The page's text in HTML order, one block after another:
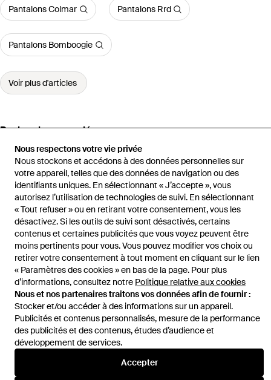
Nous respectons votre vie privée
Nous stockons et accédons à des données personnelles sur
votre appareil, telles que des données de navigation ou des
identifiants uniques. En sélectionnant « J’accepte », vous
autorisez l’utilisation de technologies de suivi. En sélectionnant
« Tout refuser » ou en retirant votre consentement, vous les
désactivez. Si les outils de suivi sont désactivés, certains
contenus et certaines publicités que vous voyez peuvent être
moins pertinents pour vous. Vous pouvez modifier vos choix ou
retirer votre consentement à tout moment en cliquant sur le lien
« Paramètres des cookies » en bas de la page. Pour plus
d’informations, consultez notre Politique relative aux cookies
Nous et nos partenaires traitons vos données afin de fournir :
Stocker et/ou accéder à des informations sur un appareil.
Publicités et contenus personnalisés, mesure de la performance
des publicités et des contenus, études d’audience et
développement de services.
Accepter
Pantalons Colmar Pantalons Rrd
Pantalons Bomboogie
Voir plus d'articles
Recherches associées
Vêtements People Of Shibuya en coloris Neutre
Pantalons People Of Shibuya en coloris Neutre
Accueil Pantalons homme Pantalons People Of Shibuya
Trousers
Aide et infos